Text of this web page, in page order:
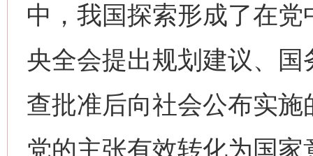
中，我国探索形成了在
央全会提出规划建议、
查批准后向社会公布实
党的主张有效转化为国